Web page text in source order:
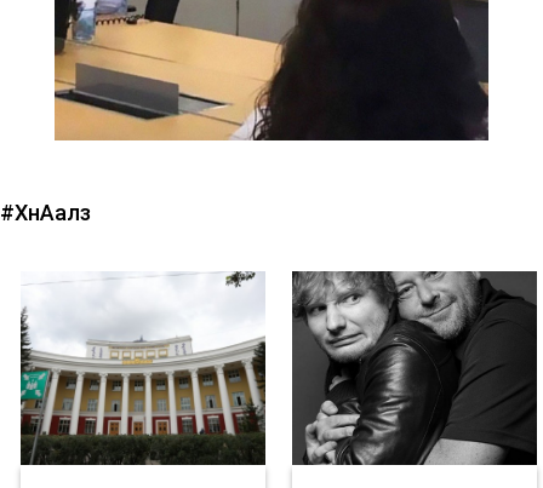
#ХүнАалз